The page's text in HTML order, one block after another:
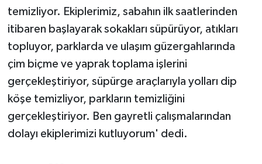
temizliyor. Ekiplerimiz, sabahın ilk saatlerinden
itibaren başlayarak sokakları süpürüyor, atıkları
topluyor, parklarda ve ulaşım güzergahlarında
çim biçme ve yaprak toplama işlerini
gerçekleştiriyor, süpürge araçlarıyla yolları dip
köşe temizliyor, parkların temizliğini
gerçekleştiriyor. Ben gayretli çalışmalarından
dolayı ekiplerimizi kutluyorum' dedi.